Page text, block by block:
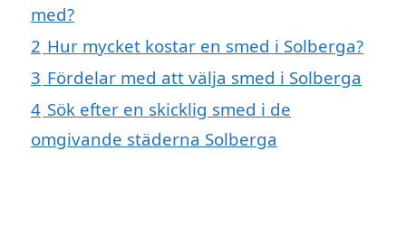
med?
2 Hur mycket kostar en smed i Solberga?
3 Fördelar med att välja smed i Solberga
4 Sök efter en skicklig smed i de
omgivande städerna Solberga